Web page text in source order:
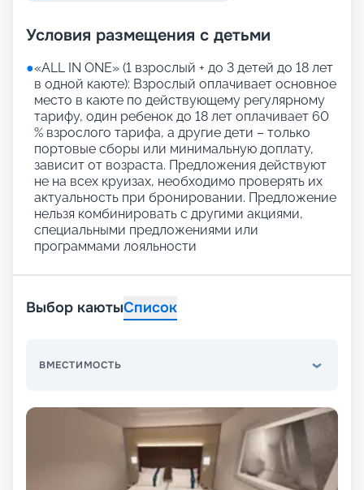
Условия размещения с детьми
●«АLL IN ONE» (1 взрослый + до 3 детей до 18 лет
в одной каюте): Взрослый оплачивает основное
место в каюте по действующему регулярному
тарифу, один ребенок до 18 лет оплачивает 60
% взрослого тарифа, а другие дети – только
портовые сборы или минимальную доплату,
зависит от возраста. Предложения действуют
не на всех круизах, необходимо проверять их
актуальность при бронировании. Предложение
нельзя комбинировать с другими акциями,
специальными предложениями или
программами лояльности
Выбор каютыСписок
ВМЕСТИМОСТЬ